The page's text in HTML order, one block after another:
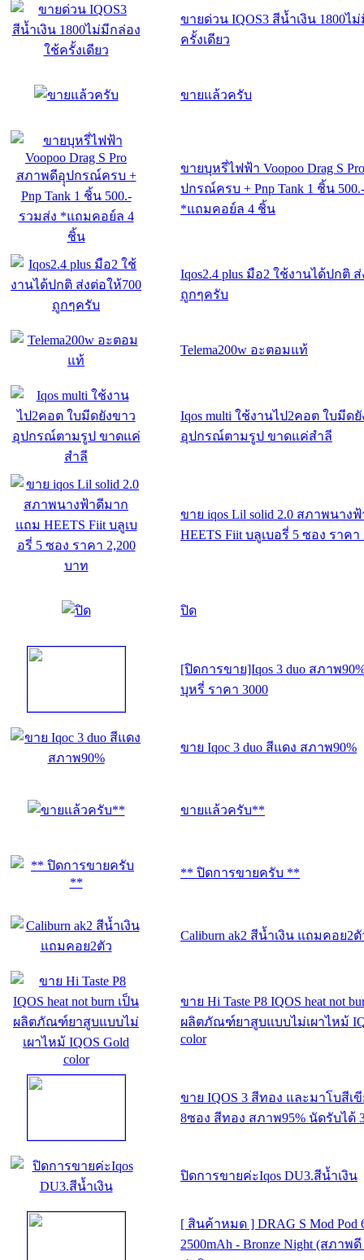
ขายด่วน IQOS3 สีน้ำเงิน 1800ไ
ครั้งเดียว
ขายแล้วครับ
ขายบุหรี่ไฟฟ้า Voopoo Drag S
ปกรณ์ครบ + Pnp Tank 1 ชิ้น
*แถมคอย์ล 4 ชิ้น
Iqos2.4 plus มือ2 ใช้งานได้ปกติ
ถูกๆครับ
Telema200w อะตอมแท้
Iqos multi ใช้งานไป2คอต ใบมีด
อุปกรณ์ตามรูป ขาดแค่สำลี
ขาย iqos Lil solid 2.0 สภาพนาง
HEETS Fiit บลูเบอรี่ 5 ซอง ราคา
ปิด
[ปิดการขาย]Iqos 3 duo สภาพ
บุหรี่ ราคา 3000
ขาย Iqoc 3 duo สีแดง สภาพ90%
ขายแล้วครับ**
** ปิดการขายครับ **
Caliburn ak2 สีน้ำเงิน แถมคอย2ตั
ขาย Hi Taste P8 IQOS heat not
ผลิตภัณฑ์ยาสูบแบบไม่เผาไหม้
color
ขาย IQOS 3 สีทอง และมาโบสีเ
8ซอง สีทอง สภาพ95% นัดรับได้
ปิดการขายค่ะIqos DU3.สีน้ำเงิน
[ สินค้าหมด ] DRAG S Mod Pod
2500mAh - Bronze Night (สภาพ